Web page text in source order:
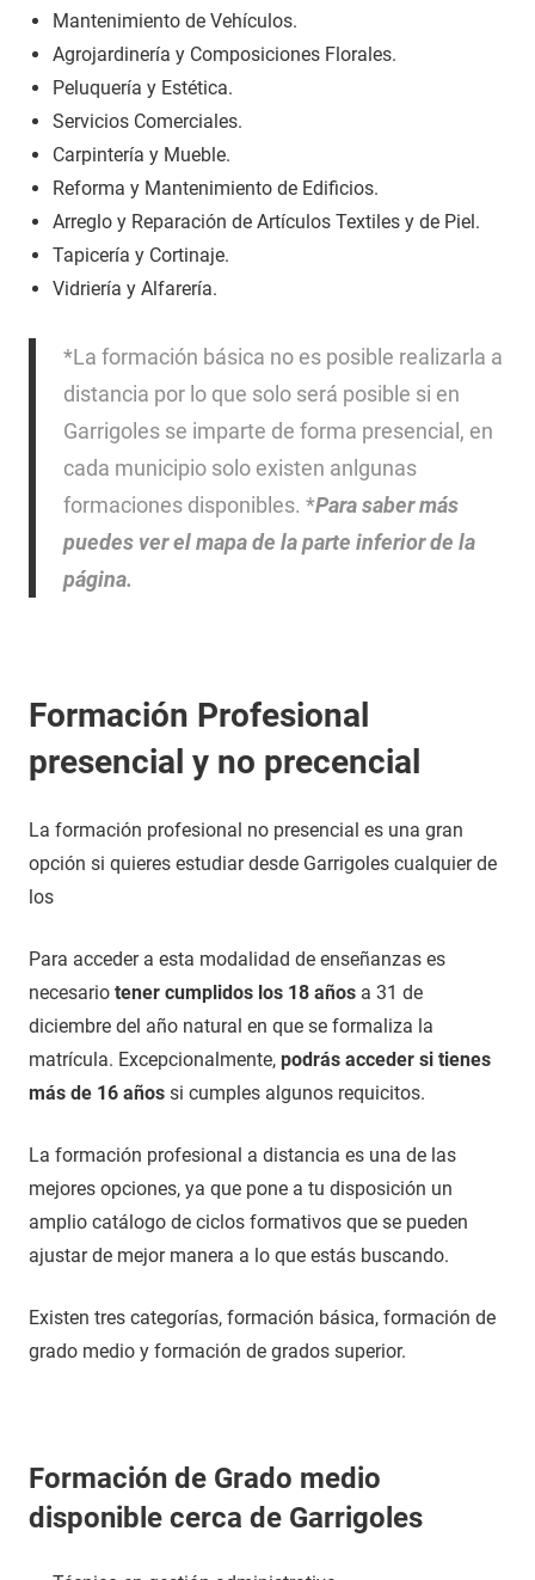
Mantenimiento de Vehículos.
Agrojardinería y Composiciones Florales.
Peluquería y Estética.
Servicios Comerciales.
Carpintería y Mueble.
Reforma y Mantenimiento de Edificios.
Arreglo y Reparación de Artículos Textiles y de Piel.
Tapicería y Cortinaje.
Vidriería y Alfarería.
*La formación básica no es posible realizarla a
distancia por lo que solo será posible si en
Garrigoles se imparte de forma presencial, en
cada municipio solo existen anlgunas
formaciones disponibles. *Para saber más
puedes ver el mapa de la parte inferior de la
página.
Formación Profesional
presencial y no precencial
La formación profesional no presencial es una gran
opción si quieres estudiar desde Garrigoles cualquier de
los
Para acceder a esta modalidad de enseñanzas es
necesario tener cumplidos los 18 años a 31 de
diciembre del año natural en que se formaliza la
matrícula. Excepcionalmente, podrás acceder si tienes
más de 16 años si cumples algunos requicitos.
La formación profesional a distancia es una de las
mejores opciones, ya que pone a tu disposición un
amplio catálogo de ciclos formativos que se pueden
ajustar de mejor manera a lo que estás buscando.
Existen tres categorías, formación básica, formación de
grado medio y formación de grados superior.
Formación de Grado medio
disponible cerca de Garrigoles